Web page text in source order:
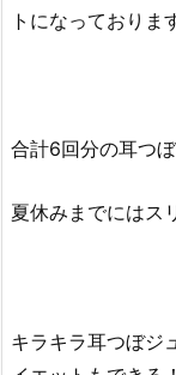
トになっておりま
合計6回分の耳つ
夏休みまでにはス
キラキラ耳つぼジ